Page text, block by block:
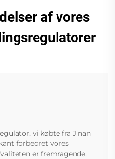
af vores
vi købte fra Jinan
forbedret vores
er fremragende,